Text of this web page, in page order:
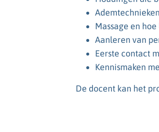
Massage en
Aanleren van
Eerste contact
Kennismaken
De docent kan het